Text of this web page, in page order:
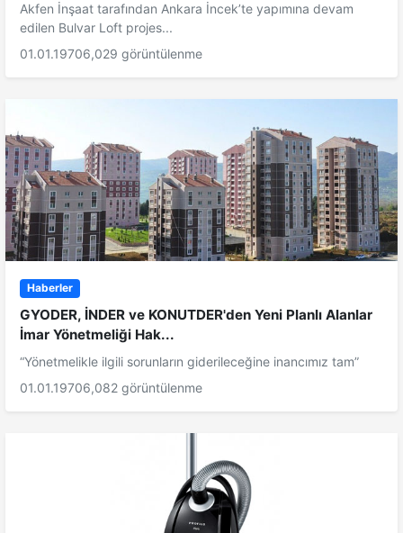
Akfen İnşaat tarafından Ankara İncek’te yapımına devam
edilen Bulvar Loft projes...
01.01.19706,029 görüntülenme
Haberler
GYODER, İNDER ve KONUTDER'den Yeni Planlı Alanlar
İmar Yönetmeliği Hak...
“Yönetmelikle ilgili sorunların giderileceğine inancımız tam”
01.01.19706,082 görüntülenme